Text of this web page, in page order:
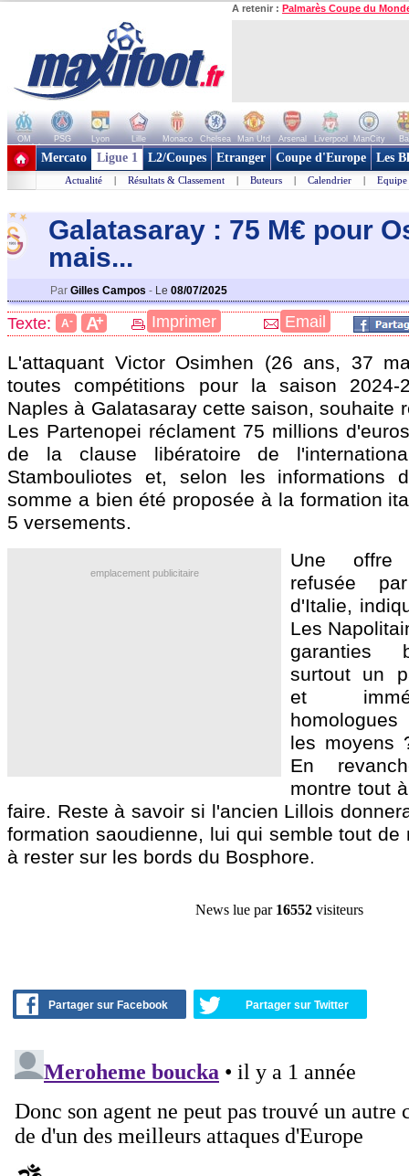
A retenir : Palmarès Coupe du
OM PSG Lyon Lille Monaco Chelsea Man Utd Arsenal Liverpool ManCity
+ de clubs
Mercato Ligue 1 L2/Coupes Etranger Coupe d'Europe Les
Actualité | Résultats & Classement | Buteurs | Calendrier | Equipe
Galatasaray : 75 M€ pour
mais...
Par Gilles Campos - Le 08/07/2025
Texte: A- A+ Imprimer Email
L'attaquant Victor Osimhen (26 ans, 37
toutes compétitions pour la saison 2024-
Naples à Galatasaray cette saison, souhaite
Les Partenopei réclament 75 millions
de la clause libératoire de
Stambouliotes et, selon les informations
somme a bien été proposée à la formation
5 versements.
emplacement publicitaire
Une offre
refusée
d'Italie,
Les
garanties
surtout un
et
les moyens
En
montre tout
faire. Reste à savoir si l'ancien Lillois
formation saoudienne, lui qui semble tout de
à rester sur les bords du Bosphore.
News lue par 16552 visiteurs
Partager sur Facebook Partager sur Twitter